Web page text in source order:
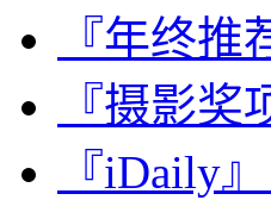
『年终
『摄影奖
『iDaily